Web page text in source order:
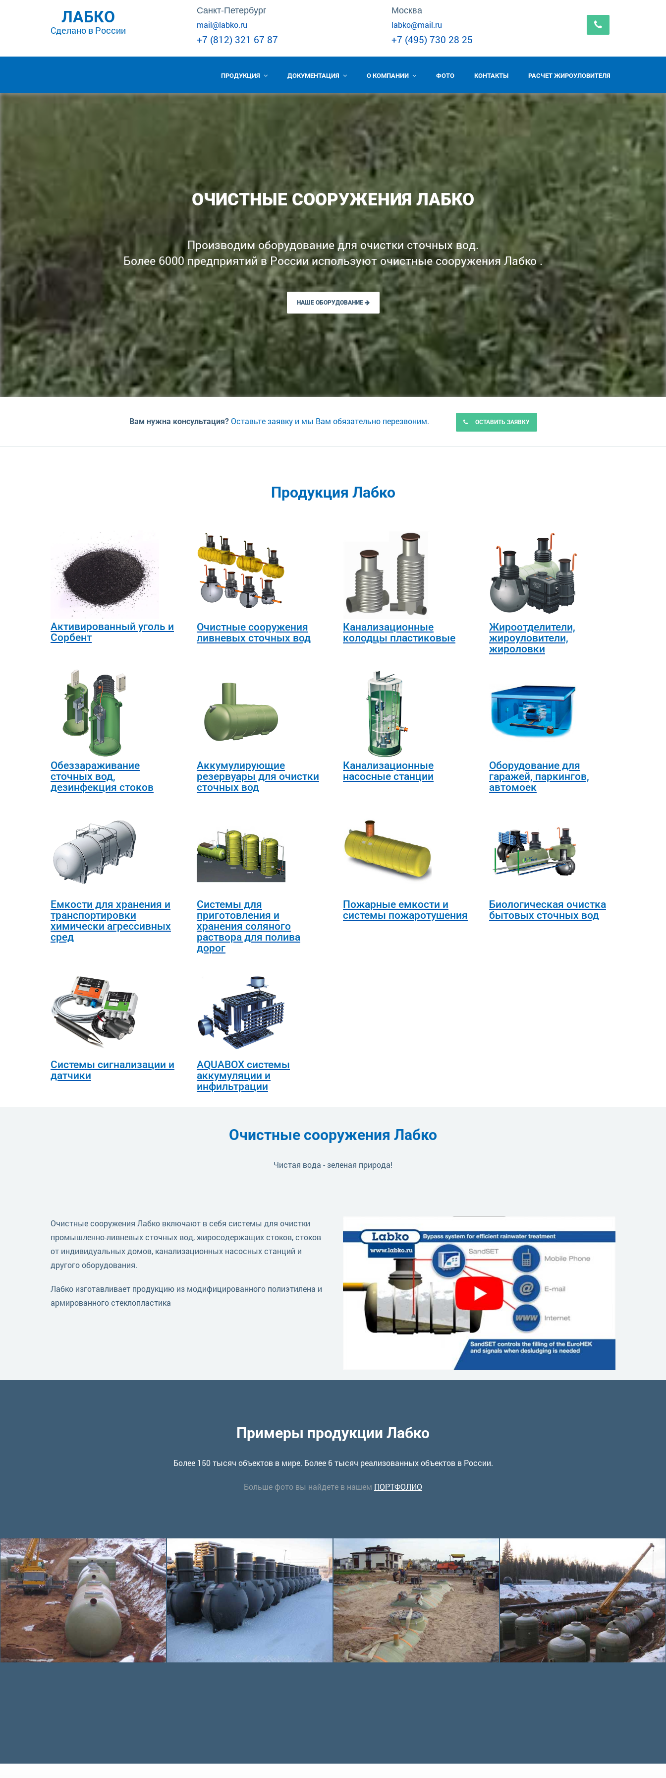
ЛАБКО
Сделано в России
Санкт-Петербург
mail@labko.ru
+7 (812) 321 67 87
Москва
labko@mail.ru
+7 (495) 730 28 25
ПРОДУКЦИЯ ДОКУМЕНТАЦИЯ О КОМПАНИИ ФОТО КОНТАКТЫ РАСЧЕТ ЖИРОУЛОВИТЕЛЯ
ОЧИСТНЫЕ СООРУЖЕНИЯ ЛАБКО
Производим оборудование для очистки сточных вод.
Более 6000 предприятий в России используют очистные сооружения Лабко .
НАШЕ ОБОРУДОВАНИЕ
Вам нужна консультация?Оставьте заявку и мы Вам обязательно перезвоним. ОСТАВИТЬ ЗАЯВКУ
Продукция Лабко
Активированный уголь и
Сорбент
Очистные сооружения
ливневых сточных вод
Канализационные
колодцы пластиковые
Жироотделители,
жироуловители,
жироловки
Обеззараживание
сточных вод,
дезинфекция стоков
Аккумулирующие
резервуары для очистки
сточных вод
Канализационные
насосные станции
Оборудование для
гаражей, паркингов,
автомоек
Емкости для хранения и
транспортировки
химически агрессивных
сред
Системы для
приготовления и
хранения соляного
раствора для полива
дорог
Пожарные емкости и
системы пожаротушения
Биологическая очистка
бытовых сточных вод
Системы сигнализации и
датчики
AQUABOX системы
аккумуляции и
инфильтрации
Очистные сооружения Лабко
Чистая вода - зеленая природа!
Очистные сооружения Лабко включают в себя системы для очистки
промышленно-ливневых сточных вод, жиросодержащих стоков, стоков
от индивидуальных домов, канализационных насосных станций и
другого оборудования.
Лабко изготавливает продукцию из модифицированного полиэтилена и
армированного стеклопластика
Примеры продукции Лабко
Более 150 тысяч объектов в мире. Более 6 тысяч реализованных объектов в России.
Больше фото вы найдете в нашем ПОРТФОЛИО